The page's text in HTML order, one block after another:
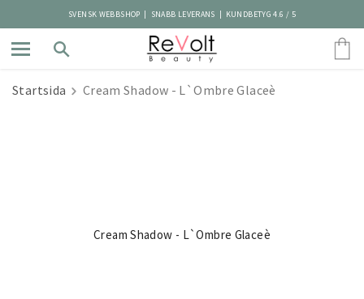
SVENSK WEBBSHOP | SNABB LEVERANS | KUNDBETYG 4.6 / 5
Startsida Cream Shadow - L`Ombre Glaceè
Cream Shadow - L`Ombre Glaceè